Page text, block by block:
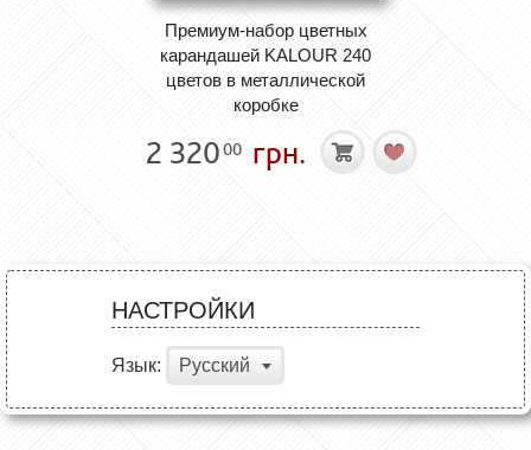
Премиум-набор цветных
карандашей KALOUR 240
цветов в металлической
коробке
2 32000 грн.
НАСТРОЙКИ
Язык: Русский